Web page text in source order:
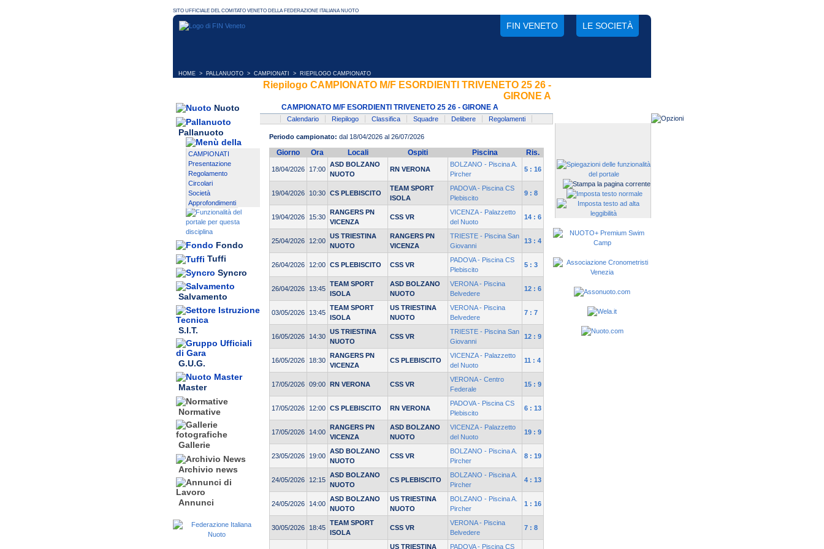
FIN VENETO LE SOCIETÀ
HOME > PALLANUOTO > CAMPIONATI > RIEPILOGO CAMPIONATO
Nuoto
Pallanuoto
CAMPIONATI
Presentazione
Regolamento
Circolari
Società
Approfondimenti
Fondo
Tuffi
Syncro
Salvamento
S.I.T.
G.U.G.
Master
Normative
Gallerie
Archivio news
Annunci
Riepilogo CAMPIONATO M/F ESORDIENTI TRIVENETO 25 26 -
GIRONE A
CAMPIONATO M/F ESORDIENTI TRIVENETO 25 26 - GIRONE A
Calendario Riepilogo Classifica Squadre Delibere Regolamenti
Periodo campionato: dal 18/04/2026 al 26/07/2026
Giorno Ora Locali Ospiti Piscina Ris.
18/04/2026 17:00
ASD BOLZANO
NUOTO
RN VERONA
BOLZANO - Piscina A.
Pircher
5 : 16
19/04/2026 10:30 CS PLEBISCITO
TEAM SPORT
ISOLA
PADOVA - Piscina CS
Plebiscito
9 : 8
19/04/2026 15:30
RANGERS PN
VICENZA
CSS VR
VICENZA - Palazzetto
del Nuoto
14 : 6
25/04/2026 12:00
US TRIESTINA
NUOTO
RANGERS PN
VICENZA
TRIESTE - Piscina San
Giovanni
13 : 4
26/04/2026 12:00 CS PLEBISCITO CSS VR
PADOVA - Piscina CS
Plebiscito
5 : 3
26/04/2026 13:45
TEAM SPORT
ISOLA
ASD BOLZANO
NUOTO
VERONA - Piscina
Belvedere
12 : 6
03/05/2026 13:45
TEAM SPORT
ISOLA
US TRIESTINA
NUOTO
VERONA - Piscina
Belvedere
7 : 7
16/05/2026 14:30
US TRIESTINA
NUOTO
CSS VR
TRIESTE - Piscina San
Giovanni
12 : 9
16/05/2026 18:30
RANGERS PN
VICENZA
CS PLEBISCITO
VICENZA - Palazzetto
del Nuoto
11 : 4
17/05/2026 09:00 RN VERONA CSS VR
VERONA - Centro
Federale
15 : 9
17/05/2026 12:00 CS PLEBISCITO RN VERONA
PADOVA - Piscina CS
Plebiscito
6 : 13
17/05/2026 14:00
RANGERS PN
VICENZA
ASD BOLZANO
NUOTO
VICENZA - Palazzetto
del Nuoto
19 : 9
23/05/2026 19:00
ASD BOLZANO
NUOTO
CSS VR
BOLZANO - Piscina A.
Pircher
8 : 19
24/05/2026 12:15
ASD BOLZANO
NUOTO
CS PLEBISCITO
BOLZANO - Piscina A.
Pircher
4 : 13
24/05/2026 14:00
ASD BOLZANO
NUOTO
US TRIESTINA
NUOTO
BOLZANO - Piscina A.
Pircher
1 : 16
30/05/2026 18:45
TEAM SPORT
ISOLA
CSS VR
VERONA - Piscina
Belvedere
7 : 8
US TRIESTINA PADOVA - Piscina CS